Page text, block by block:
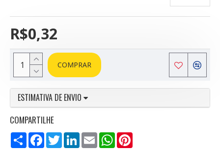
R$0,32
COMPRAR
ESTIMATIVA DE ENVIO
COMPARTILHE
Compartilhar
FacebookTwitterLinkedInEmail WhatsApp